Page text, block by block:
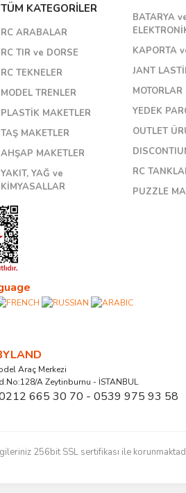
Yorum Yaz
TÜM KATEGORİLER
RC ARABALAR
RC TIR ve DORSE
RC TEKNELER
MODEL TRENLER
PLASTİK MAKETLER
TAŞ MAKETLER
AHŞAP MAKETLER
YAKIT, YAĞ ve
KİMYASALLAR
BATARYA
KAPORTA
JANT
MOTORLAR
YEDEK
OUTLET
RC
PUZZLE
Araç Merkezi
A Zeytinburnu - İSTANBUL
665 30 70 - 0539 975 93 58
256bit SSL sertifikası ile